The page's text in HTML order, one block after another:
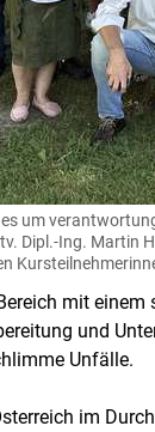
um
Dipl.-Ing. Martin
mit
und
Unfälle.
im